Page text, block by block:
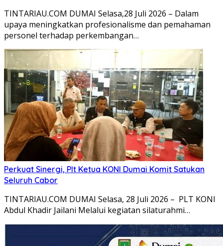
TINTARIAU.COM DUMAI Selasa,28 Juli 2026 – Dalam
upaya meningkatkan profesionalisme dan pemahaman
personel terhadap perkembangan…
Perkuat Sinergi, Plt Ketua KONI Dumai Komit Satukan
Seluruh Cabor
TINTARIAU.COM DUMAI Selasa, 28 Juli 2026 – PLT KONI
Abdul Khadir Jailani Melalui kegiatan silaturahmi…